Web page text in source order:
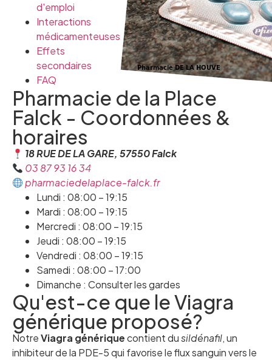
d'emploi
Interactions
médicamenteuses
Effets
secondaires
FAQ
Pharmacie de la Place
Falck - Coordonnées &
horaires
18 RUE DE LA GARE, 57550 Falck
03 87 93 16 34
pharmaciedelaplace-falck.fr
Lundi : 08:00 – 19:15
Mardi : 08:00 – 19:15
Mercredi : 08:00 – 19:15
Jeudi : 08:00 – 19:15
Vendredi : 08:00 – 19:15
Samedi : 08:00 – 17:00
Dimanche : Consulter les gardes
Qu'est-ce que le Viagra
générique proposé?
NotreViagra génériquecontient dusildénafil, un
inhibiteur de la PDE-5 qui favorise le flux sanguin vers le